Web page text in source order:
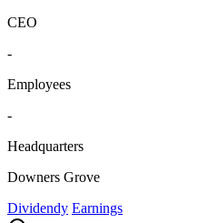
CEO
-
Employees
-
Headquarters
Downers Grove
Dividendy Earnings